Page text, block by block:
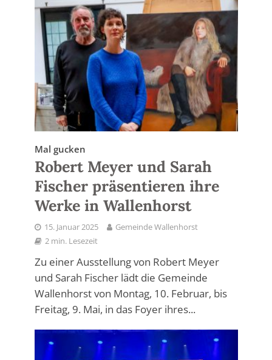
Mal gucken
Robert Meyer und Sarah
Fischer präsentieren ihre
Werke in Wallenhorst
15. Januar 2025
Gemeinde Wallenhorst
2 min. Lesezeit
Zu einer Ausstellung von Robert Meyer
und Sarah Fischer lädt die Gemeinde
Wallenhorst von Montag, 10. Februar, bis
Freitag, 9. Mai, in das Foyer ihres...